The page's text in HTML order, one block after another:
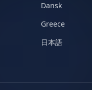
Dansk
Greece
日本語